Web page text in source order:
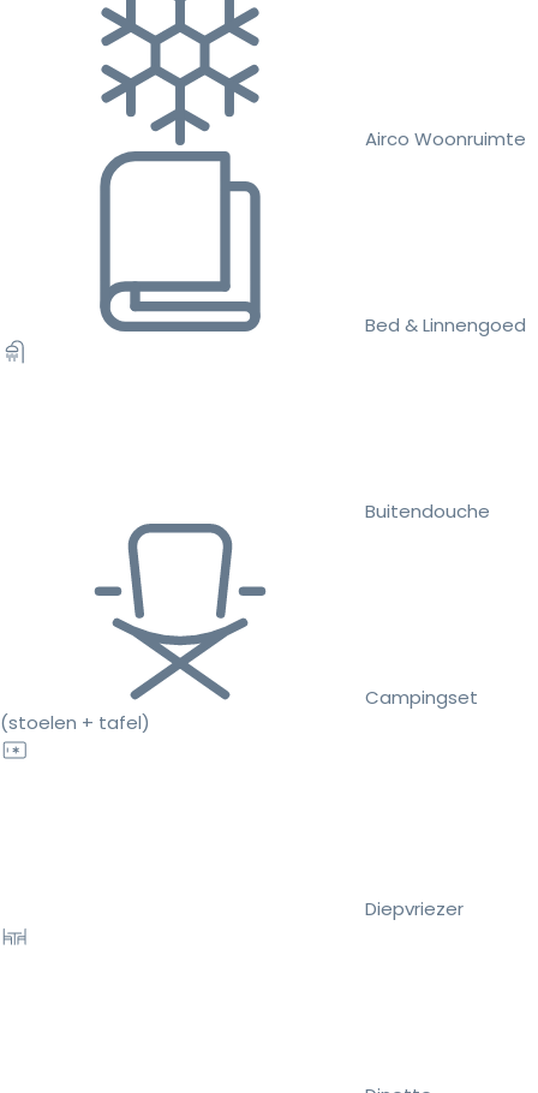
Airco Woonruimte
Bed & Linnengoed
Buitendouche
Campingset
(stoelen + tafel)
Diepvriezer